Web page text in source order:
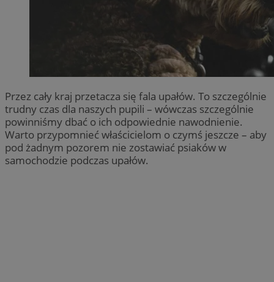
Przez cały kraj przetacza się fala upałów. To szczególnie
trudny czas dla naszych pupili – wówczas szczególnie
powinniśmy dbać o ich odpowiednie nawodnienie.
Warto przypomnieć właścicielom o czymś jeszcze – aby
pod żadnym pozorem nie zostawiać psiaków w
samochodzie podczas upałów.